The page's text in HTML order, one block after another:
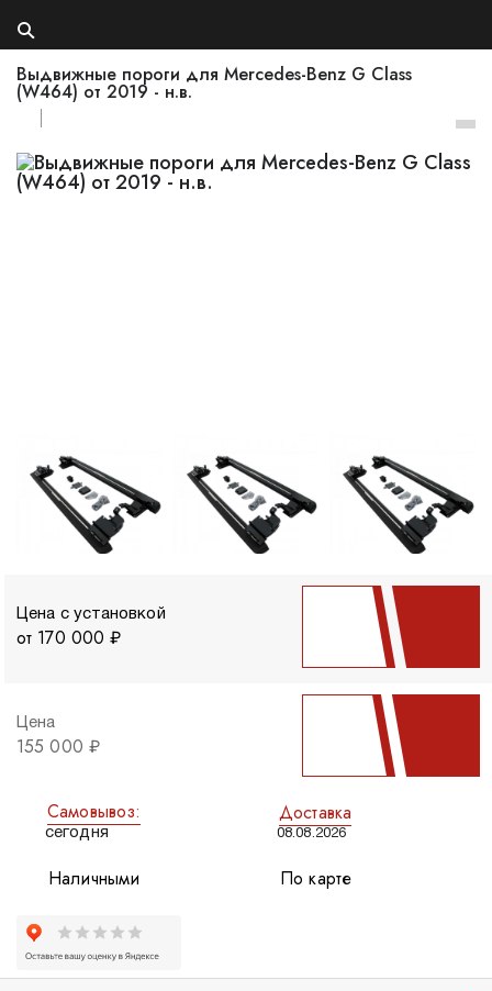
Выдвижные пороги для Mercedes-Benz G Class
(W464) от 2019 - н.в.
Цена с установкой
от 170 000 ₽
Цена
155 000 ₽
Самовывоз:
сегодня
Доставка
08.08.2026
Наличными По карте